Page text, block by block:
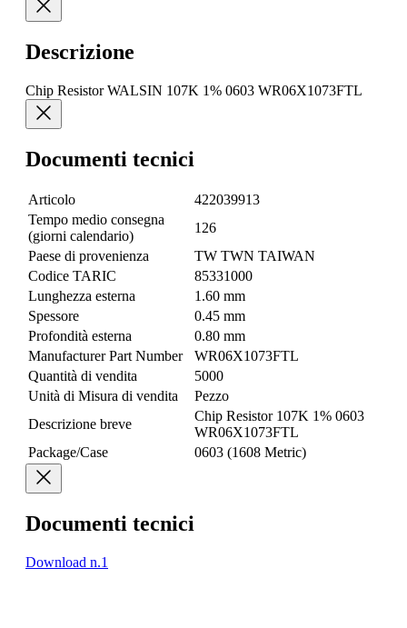
Descrizione
Chip Resistor WALSIN 107K 1% 0603 WR06X1073FTL
Documenti tecnici
Articolo
422039913
Tempo medio consegna
(giorni calendario)
126
Paese di provenienza
TW TWN TAIWAN
Codice TARIC
85331000
Lunghezza esterna
1.60 mm
Spessore
0.45 mm
Profondità esterna
0.80 mm
Manufacturer Part Number
WR06X1073FTL
Quantità di vendita
5000
Unità di Misura di vendita
Pezzo
Descrizione breve
Chip Resistor 107K 1% 0603
WR06X1073FTL
Package/Case
0603 (1608 Metric)
Documenti tecnici
Download n.1